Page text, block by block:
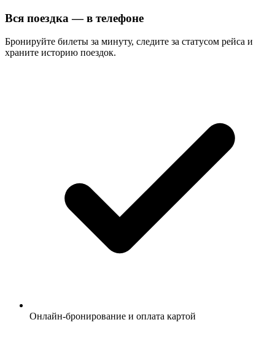
Вся поездка — в телефоне
Бронируйте билеты за минуту, следите за статусом рейса и
храните историю поездок.
Онлайн-бронирование и оплата картой